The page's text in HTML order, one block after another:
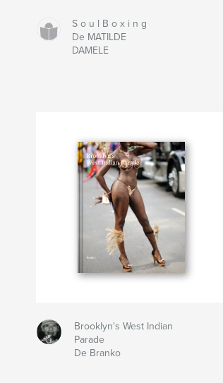
S o u l B o x i n g
De MATILDE
DAMELE
Brooklyn's West Indian
Parade
De Branko